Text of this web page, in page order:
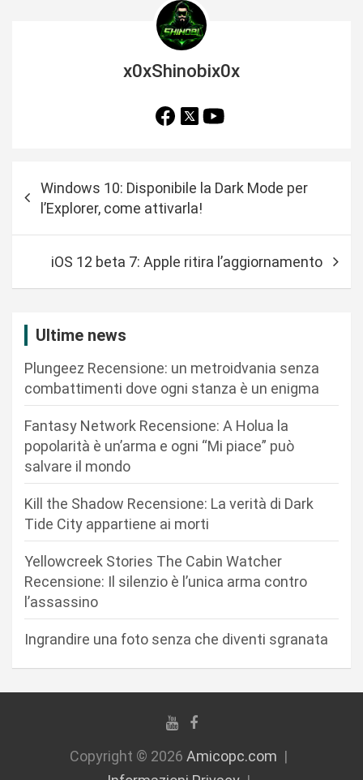
x0xShinobix0x
Windows 10: Disponibile la Dark Mode per
l’Explorer, come attivarla!
iOS 12 beta 7: Apple ritira l’aggiornamento
Ultime news
Plungeez Recensione: un metroidvania senza
combattimenti dove ogni stanza è un enigma
Fantasy Network Recensione: A Holua la
popolarità è un’arma e ogni “Mi piace” può
salvare il mondo
Kill the Shadow Recensione: La verità di Dark
Tide City appartiene ai morti
Yellowcreek Stories The Cabin Watcher
Recensione: Il silenzio è l’unica arma contro
l’assassino
Ingrandire una foto senza che diventi sgranata
Copyright © 2026 Amicopc.com